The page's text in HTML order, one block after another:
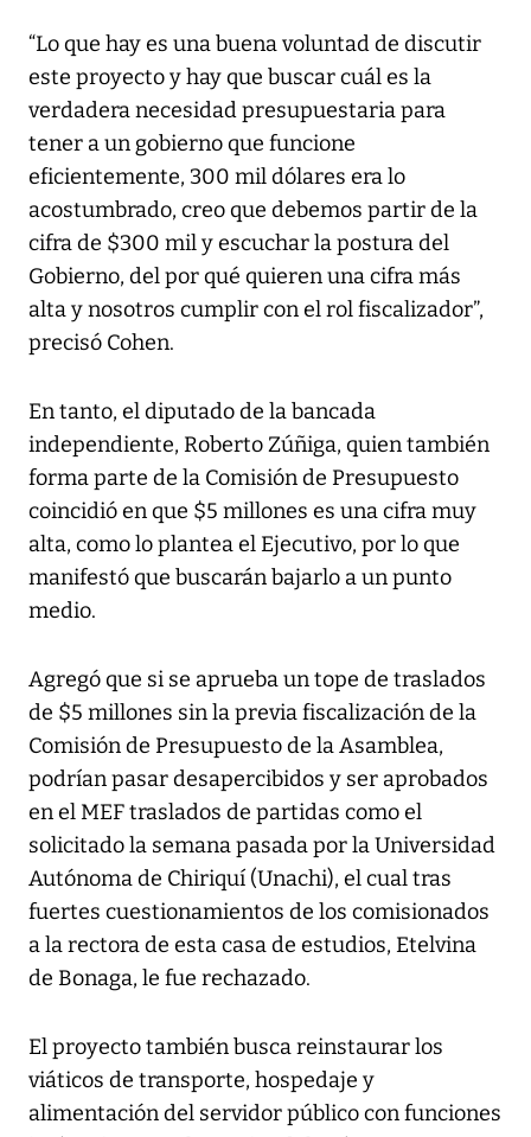
“Lo que hay es una buena voluntad de discutir
este proyecto y hay que buscar cuál es la
verdadera necesidad presupuestaria para
tener a un gobierno que funcione
eficientemente, 300 mil dólares era lo
acostumbrado, creo que debemos partir de la
cifra de $300 mil y escuchar la postura del
Gobierno, del por qué quieren una cifra más
alta y nosotros cumplir con el rol fiscalizador”,
precisó Cohen.
En tanto, el diputado de la bancada
independiente, Roberto Zúñiga, quien también
forma parte de la Comisión de Presupuesto
coincidió en que $5 millones es una cifra muy
alta, como lo plantea el Ejecutivo, por lo que
manifestó que buscarán bajarlo a un punto
medio.
Agregó que si se aprueba un tope de traslados
de $5 millones sin la previa fiscalización de la
Comisión de Presupuesto de la Asamblea,
podrían pasar desapercibidos y ser aprobados
en el MEF traslados de partidas como el
solicitado la semana pasada por la Universidad
Autónoma de Chiriquí (Unachi), el cual tras
fuertes cuestionamientos de los comisionados
a la rectora de esta casa de estudios, Etelvina
de Bonaga, le fue rechazado.
El proyecto también busca reinstaurar los
viáticos de transporte, hospedaje y
alimentación del servidor público con funciones